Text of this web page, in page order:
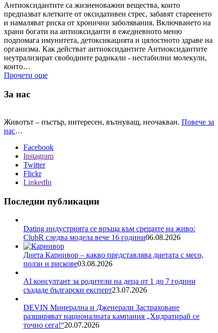
Антиоксидантите са жизненоважни вещества, които
предпазват клетките от оксидативен стрес, забавят стареенето
и намаляват риска от хронични заболявания. Включването на
храни богати на антиоксиданти в ежедневното меню
подпомага имунитета, детоксикацията и цялостното здраве на
организма. Как действат антиоксидантите Антиоксидантите
неутрализират свободните радикали - нестабилни молекули,
които…
Прочети още
За нас
Животът – пъстър, интересен, вълнуващ, неочакван. Повече за
нас…
Facebook
Instagram
Twitter
Flickr
LinkedIn
Последни публикации
Dating индустрията се връща към срещите на живо:
ClubR следва модела вече 16 години06.08.2026
Диета Карнивор – какво представлява диетата с месо,
ползи и рискове03.08.2026
AI консултант за родители на деца от 1 до 7 години
създаде български експерт23.07.2026
DEVIN Минерална и Дженерали Застраховане
разширяват националната кампания „Хидратирай се
точно сега!“20.07.2026